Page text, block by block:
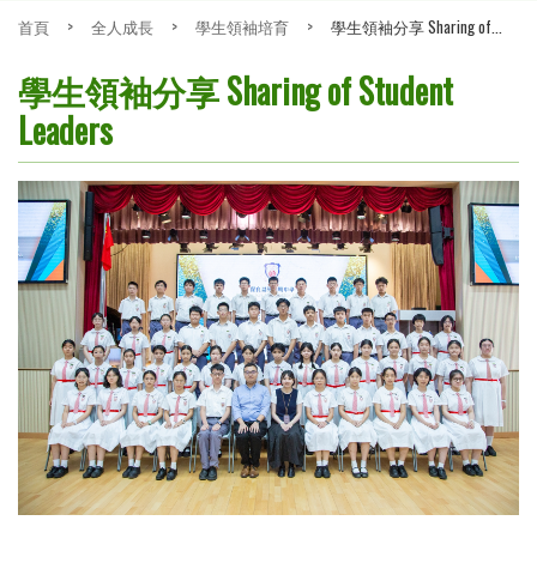
首頁 > 全人成長 > 學生領袖培育 > 學生領袖分享 Sharing of...
學生領袖分享 Sharing of Student
Leaders